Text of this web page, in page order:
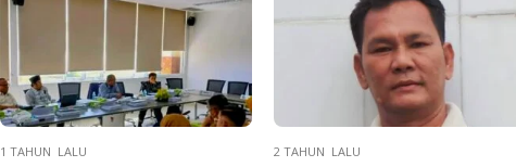
1 TAHUN LALU 2 TAHUN LALU